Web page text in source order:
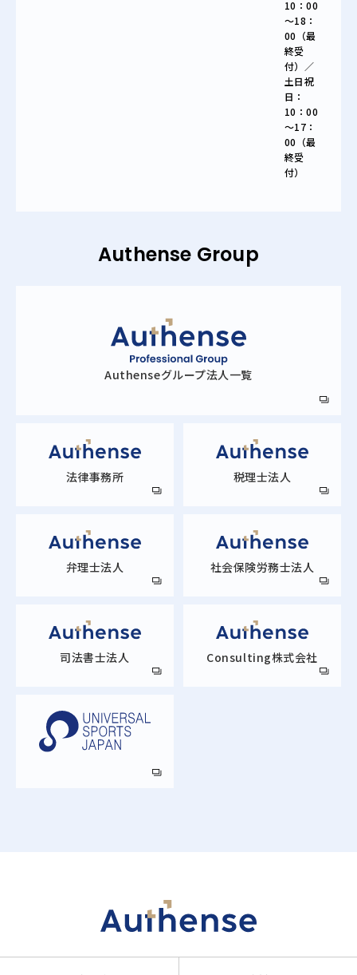
10：00
～18：
00（最
終受
付）／
土日祝
日：
10：00
～17：
00（最
終受
付）
Authense Group
Authenseグループ法人一覧
法律事務所 税理士法人
弁理士法人 社会保険労務士法人
司法書士法人 Consulting株式会社